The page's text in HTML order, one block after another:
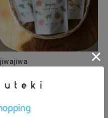
jiwajiwa
よもぎ)
カートに入れる